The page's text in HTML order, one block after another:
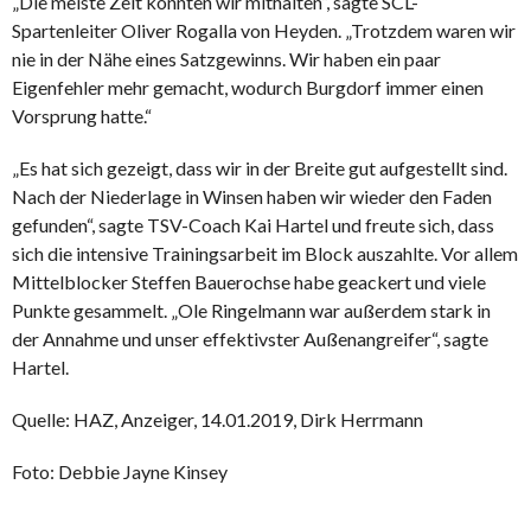
Spartenleiter Oliver Rogalla von Heyden. „Trotzdem waren wir
nie in der Nähe eines Satzgewinns. Wir haben ein paar
Eigenfehler mehr gemacht, wodurch Burgdorf immer einen
Vorsprung hatte.“
„Es hat sich gezeigt, dass wir in der Breite gut aufgestellt sind.
Nach der Niederlage in Winsen haben wir wieder den Faden
gefunden“, sagte TSV-Coach Kai Hartel und freute sich, dass
sich die intensive Trainingsarbeit im Block auszahlte. Vor allem
Mittelblocker Steffen Bauerochse habe geackert und viele
Punkte gesammelt. „Ole Ringelmann war außerdem stark in
der Annahme und unser effektivster Außenangreifer“, sagte
Hartel.
Quelle: HAZ, Anzeiger, 14.01.2019, Dirk Herrmann
Foto: Debbie Jayne Kinsey